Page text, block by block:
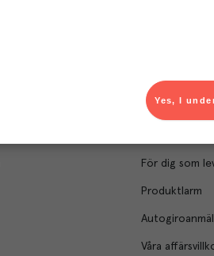
Kundservice
Säljavdelning
För dig som
Produktlarm
Våra
Yes, I